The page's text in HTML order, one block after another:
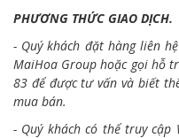
PHƯƠNG THỨC GIAO DỊCH.
- Quý khách đặt hàng liên
MaiHoa Group hoặc gọi hỗ
83 để được tư vấn và biết
mua bán.
- Quý khách có thể truy cập